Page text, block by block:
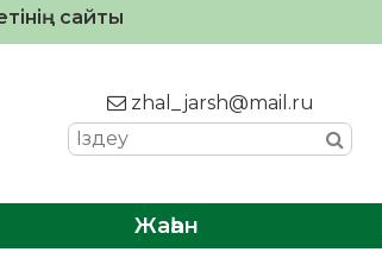
сайты
zhal_jarsh@mail.ru
Жаһан